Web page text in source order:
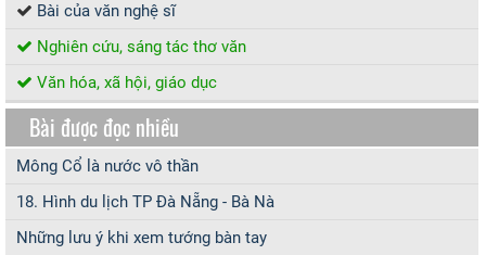
Bài của văn nghệ sĩ
Nghiên cứu, sáng tác thơ văn
Văn hóa, xã hội, giáo dục
Bài được đọc nhiều
Mông Cổ là nước vô thần
18. Hình du lịch TP Đà Nẵng - Bà Nà
Những lưu ý khi xem tướng bàn tay